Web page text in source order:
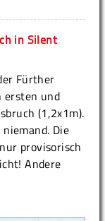
in Silent
Fürther
ersten und
(1,2x1m).
Die
provisorisch
Andere